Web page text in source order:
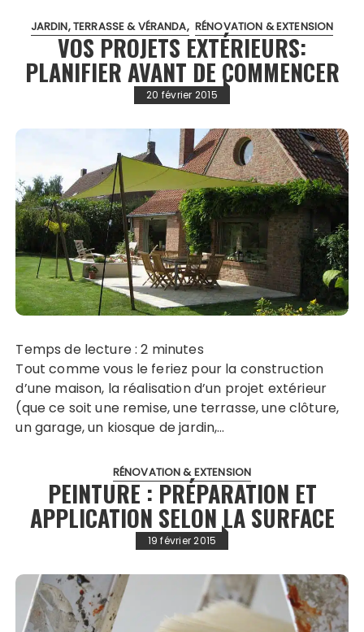
JARDIN, TERRASSE & VÉRANDA RÉNOVATION & EXTENSION
VOS PROJETS EXTÉRIEURS:
PLANIFIER AVANT DE COMMENCER
20 février 2015
Temps de lecture :2 minutes
Tout comme vous le feriez pour la construction
d’une maison, la réalisation d’un projet extérieur
(que ce soit une remise, une terrasse, une clôture,
un garage, un kiosque de jardin,…
RÉNOVATION & EXTENSION
PEINTURE : PRÉPARATION ET
APPLICATION SELON LA SURFACE
19 février 2015